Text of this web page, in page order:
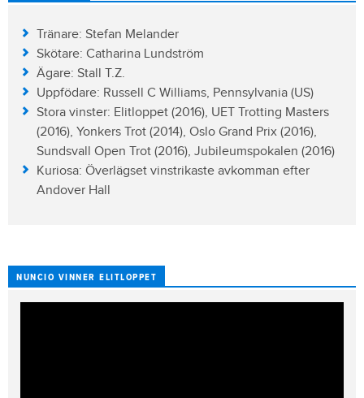
Tränare: Stefan Melander
Skötare: Catharina Lundström
Ägare: Stall T.Z.
Uppfödare: Russell C Williams, Pennsylvania (US)
Stora vinster: Elitloppet (2016), UET Trotting Masters
(2016), Yonkers Trot (2014), Oslo Grand Prix (2016),
Sundsvall Open Trot (2016), Jubileumspokalen (2016)
Kuriosa: Överlägset vinstrikaste avkomman efter
Andover Hall
NUNCIO VINNER ELITLOPPET